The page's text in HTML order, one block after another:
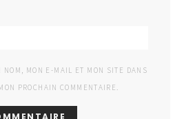
NOM, MON E-MAIL ET MON SITE DANS
PROCHAIN COMMENTAIRE.